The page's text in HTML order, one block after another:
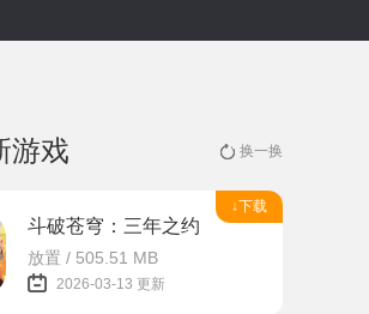
游戏 换一换
↓下载
斗破苍穹：三年之约
放置 / 505.51 MB
2026-03-13 更新